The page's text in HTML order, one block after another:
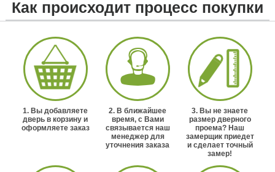
Как происходит процесс покупки
1. Вы добавляете
дверь в корзину и
оформляете заказ
2. В ближайшее
время, с Вами
связывается наш
менеджер для
уточнения заказа
3. Вы не знаете
размер дверного
проема? Наш
замерщик приедет
и сделает точный
замер!